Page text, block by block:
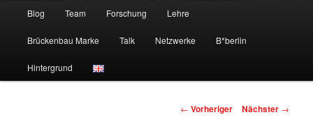
Blog Team Forschung Lehre
Brückenbau Marke Talk Netzwerke B*berlin
Hintergrund
Beitragsnavigation
← Vorheriger Nächster →